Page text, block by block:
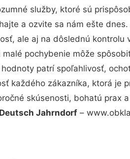
služby, ktoré sú
a ozvite sa nám ešte
ale aj na dôslednú kontrolu
pochybenie môže
patrí spoľahlivosť,
každého zákazníka, ktorá je
skúsenosti, bohatú prax
Jahrndorf –